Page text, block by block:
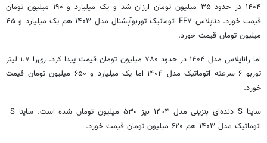
۱۴۰۴ در حدود ۳۵ میلیون تومان ارزان شد و یک میلیارد و ۱۹۰ میلیون تومان
قیمت خورد. دناپلاس EF۷ اتوماتیک توربوآپشنال مدل ۱۴۰۳ هم یک میلیارد و ۴۵
میلیون تومان قیمت خورد.
اما راناپلاس مدل ۱۴۰۴ در حدود ۷۸۰ میلیون تومان قیمت پیدا کرد. ری‌را ۱.۷ لیتر
توربو ۶ سرعته اتوماتیک مدل ۱۴۰۴ اما یک میلیارد و ۶۵۰ میلیون تومان قیمت
خورد.
اتوماتیک مدل ۱۴۰۳ هم ۶۲۰ میلیون تومان قیمت خورد.